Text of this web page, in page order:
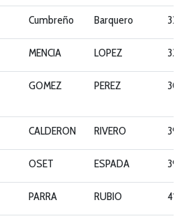
Cumbreño Barquero
MENCIA LOPEZ
GOMEZ PEREZ
CALDERON RIVERO
OSET ESPADA
PARRA RUBIO